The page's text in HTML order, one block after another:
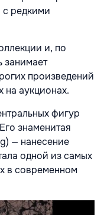
с редкими
и, по
занимает
произведений
на аукционах.
фигур
знаменитая
— нанесение
одной из самых
в современном